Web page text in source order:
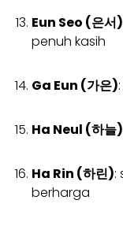
Eun Seo (은서)
penuh kasih
Ga Eun (가은)
Ha Neul (하늘)
Ha Rin (하린):
berharga